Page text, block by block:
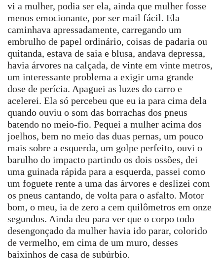
vi a mulher, podia ser ela, ainda que mulher fosse
menos emocionante, por ser mail fácil. Ela
caminhava apressadamente, carregando um
embrulho de papel ordinário, coisas de padaria ou
quitanda, estava de saia e blusa, andava depressa,
havia árvores na calçada, de vinte em vinte metros,
um interessante problema a exigir uma grande
dose de perícia. Apaguei as luzes do carro e
acelerei. Ela só percebeu que eu ia para cima dela
quando ouviu o som das borrachas dos pneus
batendo no meio-fio. Pequei a mulher acima dos
joelhos, bem no meio das duas pernas, um pouco
mais sobre a esquerda, um golpe perfeito, ouvi o
barulho do impacto partindo os dois ossões, dei
uma guinada rápida para a esquerda, passei como
um foguete rente a uma das árvores e deslizei com
os pneus cantando, de volta para o asfalto. Motor
bom, o meu, ia de zero a cem quilômetros em onze
segundos. Ainda deu para ver que o corpo todo
desengonçado da mulher havia ido parar, colorido
de vermelho, em cima de um muro, desses
baixinhos de casa de subúrbio.